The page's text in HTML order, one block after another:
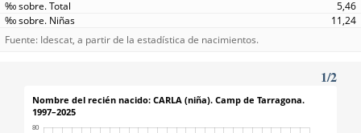
5,46
11,24
Fuente: Idescat, a partir de la estadística de nacimientos.